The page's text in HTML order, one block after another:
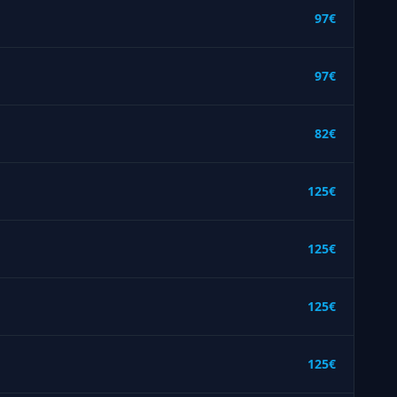
97€
97€
82€
125€
125€
125€
125€